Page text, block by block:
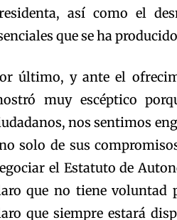
así como el
que se ha
último, y ante el
muy escéptico
nos sentimos
solo de sus
el Estatuto de
que no tiene voluntad
que siempre estará